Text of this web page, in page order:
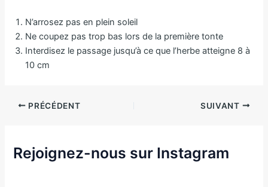
N’arrosez pas en plein soleil
Ne coupez pas trop bas lors de la première tonte
Interdisez le passage jusqu’à ce que l’herbe atteigne 8 à
10 cm
PRÉCÉDENT SUIVANT
Rejoignez-nous sur Instagram